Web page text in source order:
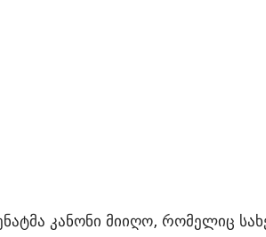
კანონი მიიღო, რომელიც